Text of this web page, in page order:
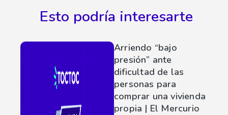
Esto podría interesarte
Arriendo “bajo
presión” ante
dificultad de las
personas para
comprar una vivienda
propia | El Mercurio